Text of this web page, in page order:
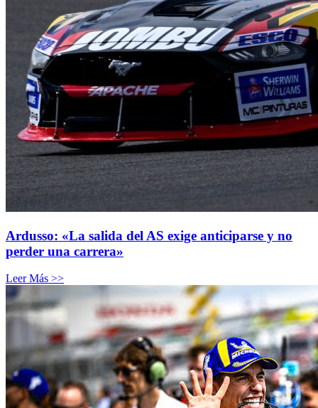
Ardusso: «La salida del AS exige anticiparse y no
perder una carrera»
Leer Más >>